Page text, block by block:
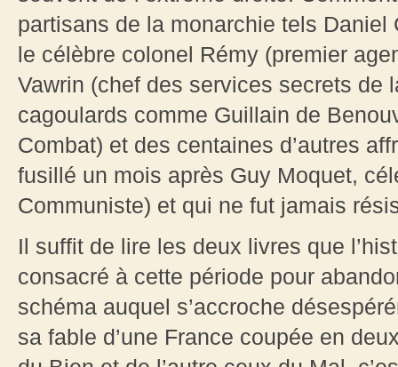
partisans de la monarchie tels
le célèbre colonel Rémy (premier
Vawrin (chef des services secrets de
cagoulards comme Guillain de
Combat) et des centaines d’autres
fusillé un mois après Guy Moquet,
Communiste) et qui ne fut jamais
Il suffit de lire les deux livres que
consacré à cette période pour
schéma auquel s’accroche
sa fable d’une France coupée en